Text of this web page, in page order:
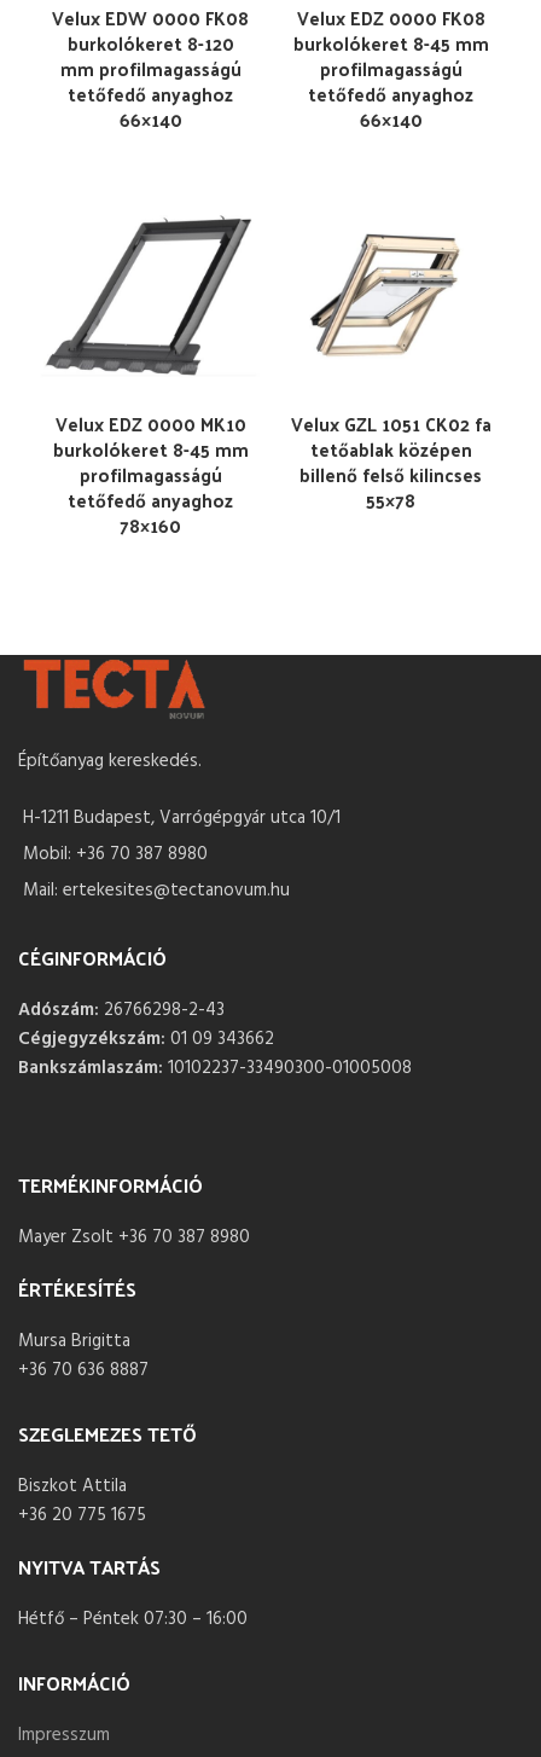
Velux EDW 0000 FK08
burkolókeret 8-120
mm profilmagasságú
tetőfedő anyaghoz
66×140
Velux EDZ 0000 FK08
burkolókeret 8-45 mm
profilmagasságú
tetőfedő anyaghoz
66×140
Velux EDZ 0000 MK10
burkolókeret 8-45 mm
profilmagasságú
tetőfedő anyaghoz
78×160
Velux GZL 1051 CK02 fa
tetőablak középen
billenő felső kilincses
55×78
Építőanyag kereskedés.
H-1211 Budapest, Varrógépgyár utca 10/1
Mobil: +36 70 387 8980
Mail: ertekesites@tectanovum.hu
CÉGINFORMÁCIÓ
Adószám: 26766298-2-43
Cégjegyzékszám: 01 09 343662
Bankszámlaszám: 10102237-33490300-01005008
TERMÉKINFORMÁCIÓ
Mayer Zsolt +36 70 387 8980
ÉRTÉKESÍTÉS
Mursa Brigitta
+36 70 636 8887
SZEGLEMEZES TETŐ
Biszkot Attila
+36 20 775 1675
NYITVA TARTÁS
Hétfő – Péntek 07:30 – 16:00
INFORMÁCIÓ
Impresszum